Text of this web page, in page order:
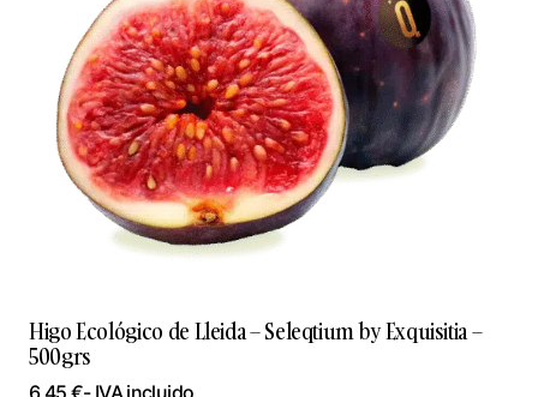
Higo Ecológico de Lleida – Seleqtium by Exquisitia –
500grs
6,45 €- IVA incluido